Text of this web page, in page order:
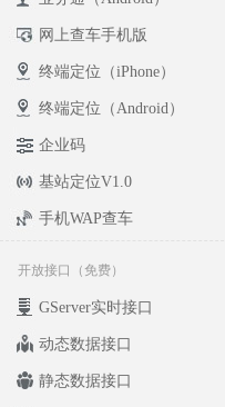
网上查车手机版
终端定位（iPhone）
终端定位（Android）
企业码
基站定位V1.0
手机WAP查车
开放接口（免费）
GServer实时接口
动态数据接口
静态数据接口